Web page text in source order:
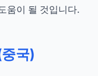
움이 될 것입니다.
국)